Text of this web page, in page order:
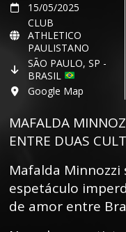
15/05/2025
CLUB
ATHLETICO
PAULISTANO
SĀO PAULO, SP -
BRASIL
Google Map
MAFALDA
ENTRE DUAS
Mafalda
espetáculo
de amor entre